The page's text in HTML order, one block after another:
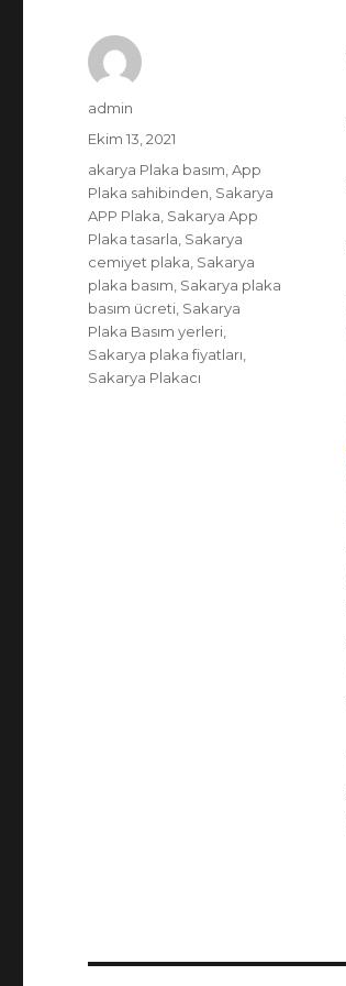
Yazar
admin
Yayın
tarihi
Ekim 13, 2021
Etiketler
akarya Plaka basım ,App
Plaka sahibinden Sakarya
APP Plaka Sakarya App
Plaka tasarla Sakarya
cemiyet plaka Sakarya
plaka basım Sakarya plaka
basım ücreti Sakarya
Plaka Basım yerleri
Sakarya plaka fiyatları
Sakarya Plakacı